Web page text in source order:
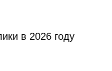
в 2026 году